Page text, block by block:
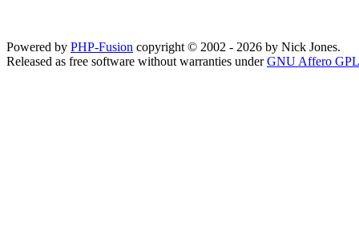
Powered by PHP-Fusion copyright © 2002 - 2026 by Nick Jones.
Released as free software without warranties underGNU Affero GPL